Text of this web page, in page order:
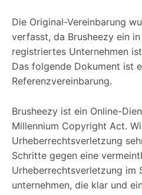
Die Original-Vereinbarung
verfasst, da Brusheezy ein
registriertes Unternehmen
Das folgende Dokument ist
Referenzvereinbarung.
Brusheezy ist ein Online-
Millennium Copyright Act.
Urheberrechtsverletzung
Schritte gegen eine
Urheberrechtsverletzung im
unternehmen, die klar und